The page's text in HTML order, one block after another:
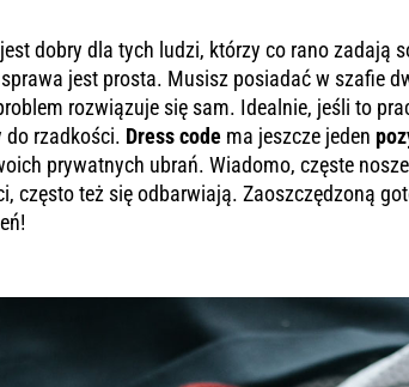
dobry dla tych ludzi, którzy co rano zadają
jest prosta. Musisz posiadać w szafie
rozwiązuje się sam. Idealnie, jeśli to
do rzadkości. Dress code ma jeszcze jeden
prywatnych ubrań. Wiadomo, częste
często też się odbarwiają. Zaoszczędzoną